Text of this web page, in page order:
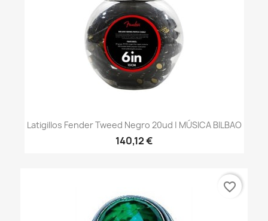
Latigillos Fender Tweed Negro 20ud | MÚSICA BILBAO
140,12 €
favorite_border